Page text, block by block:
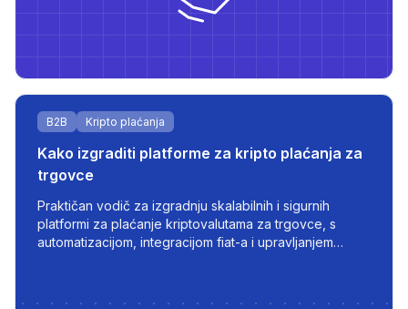
B2B Kripto plaćanja
Kako izgraditi platforme za kripto plaćanja za
trgovce
Praktičan vodič za izgradnju skalabilnih i sigurnih
platformi za plaćanje kriptovalutama za trgovce, s
automatizacijom, integracijom fiat-a i upravljanjem